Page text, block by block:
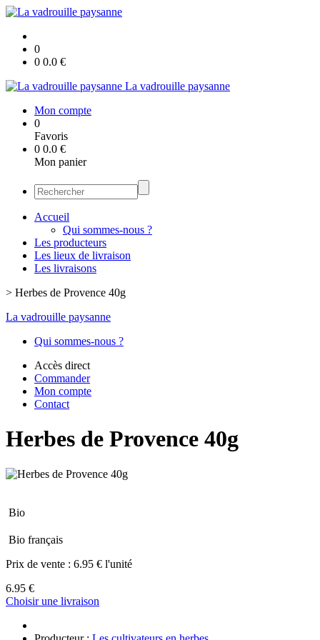
0
0 0.0 €
La vadrouille paysanne
Mon compte
0
Favoris
0 0.0 €
Mon panier
Accueil
Qui sommes-nous ?
Les producteurs
Les lieux de livraison
Les livraisons
> Herbes de Provence 40g
La vadrouille paysanne
Qui sommes-nous ?
Accès direct
Commander
Mon compte
Contact
Herbes de Provence 40g
Bio
Bio français
Prix de vente : 6.95 € l'unité
6.95 €
Choisir une livraison